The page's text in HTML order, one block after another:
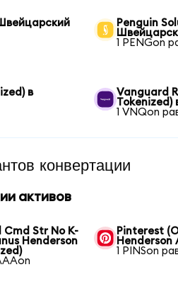
Penguin
1 PENGon
в
Vanguard
Tokenized)
1 VNQon
конвертации
активов
Cmd Str No K-
Henderson
Pinterest
Henderson
1 PINSon